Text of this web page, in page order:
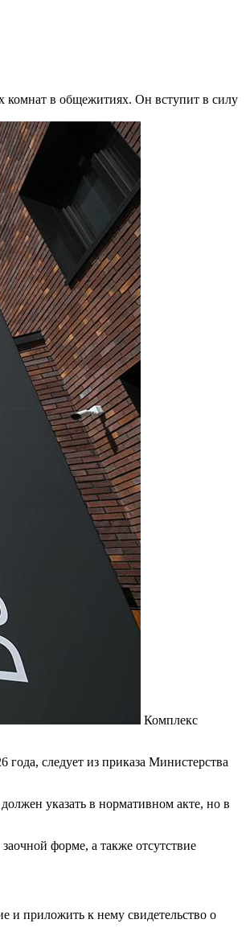
комнат в общежитиях. Он вступит в силу
Комплекс
следует из приказа Министерства
указать в нормативном акте, но в
форме, а также отсутствие
и приложить к нему свидетельство о